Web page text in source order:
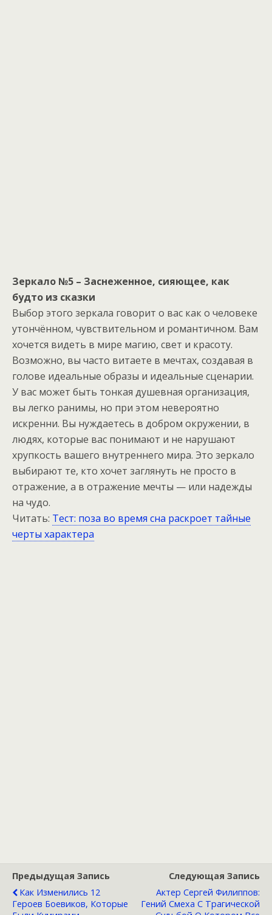
Зеркало №5 – Заснеженное, сияющее, как
будто из сказки
Выбор этого зеркала говорит о вас как о человеке
утончённом, чувствительном и романтичном. Вам
хочется видеть в мире магию, свет и красоту.
Возможно, вы часто витаете в мечтах, создавая в
голове идеальные образы и идеальные сценарии.
У вас может быть тонкая душевная организация,
вы легко ранимы, но при этом невероятно
искренни. Вы нуждаетесь в добром окружении, в
людях, которые вас понимают и не нарушают
хрупкость вашего внутреннего мира. Это зеркало
выбирают те, кто хочет заглянуть не просто в
отражение, а в отражение мечты — или надежды
на чудо.
Читать: Тест: поза во время сна раскроет тайные
черты характера
Предыдущая Запись
Как Изменились 12
Героев Боевиков, Которые
Следующая Запись
Актер Сергей Филиппов:
Гений Смеха С Трагической